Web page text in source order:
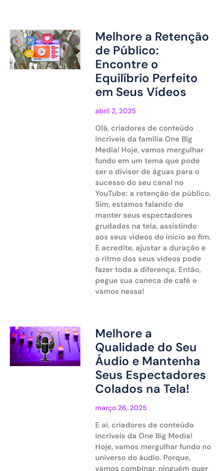
Melhore a Retenção
de Público:
Encontre o
Equilíbrio Perfeito
em Seus Vídeos
abril 2, 2025
Olá, criadores de conteúdo
incríveis da família One Big
Media! Hoje, vamos mergulhar
fundo em um tema que pode
ser o divisor de águas para o
sucesso do seu canal no
YouTube: a retenção de público.
Sim, estamos falando de
manter seus espectadores
grudados na tela, assistindo
aos seus vídeos do início ao fim.
E acredite, ajustar a duração e
o ritmo dos seus vídeos pode
fazer toda a diferença. Então,
pegue sua caneca de café e
vamos nessa!
Melhore a
Qualidade do Seu
Áudio e Mantenha
Seus Espectadores
Colados na Tela!
março 26, 2025
E aí, criadores de conteúdo
incríveis da One Big Media!
Hoje, vamos mergulhar fundo no
universo do áudio. Porque,
vamos combinar, ninguém quer